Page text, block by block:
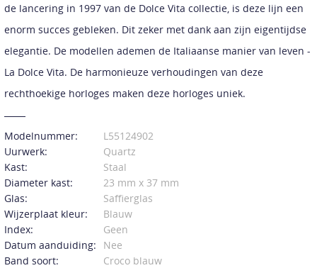
de lancering in 1997 van de Dolce Vita collectie, is deze lijn een
enorm succes gebleken. Dit zeker met dank aan zijn eigentijdse
elegantie. De modellen ademen de Italiaanse manier van leven -
La Dolce Vita. De harmonieuze verhoudingen van deze
rechthoekige horloges maken deze horloges uniek.
Modelnummer:
L55124902
Uurwerk:
Quartz
Kast:
Staal
Diameter kast:
23 mm x 37 mm
Glas:
Saffierglas
Wijzerplaat kleur:
Blauw
Index:
Geen
Datum aanduiding:
Nee
Band soort:
Croco blauw